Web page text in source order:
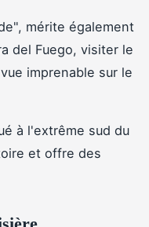
mérite également
del Fuego, visiter le
imprenable sur le
à l'extrême sud du
et offre des